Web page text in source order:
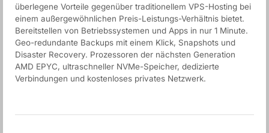
überlegene Vorteile gegenüber traditionellem VPS-Hosting bei
einem außergewöhnlichen Preis-Leistungs-Verhältnis bietet.
Bereitstellen von Betriebssystemen und Apps in nur 1 Minute.
Geo-redundante Backups mit einem Klick, Snapshots und
Disaster Recovery. Prozessoren der nächsten Generation
AMD EPYC, ultraschneller NVMe-Speicher, dedizierte
Verbindungen und kostenloses privates Netzwerk.